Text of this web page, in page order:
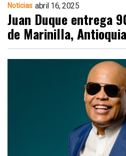
Noticias abril 16, 2025
Juan Duque entrega
de Marinilla, Antioquia